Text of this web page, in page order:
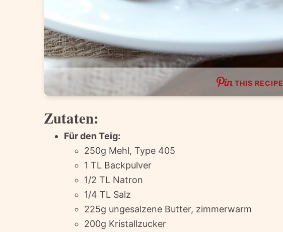
THIS RECIPE
Zutaten:
Für den Teig:
250g Mehl, Type 405
1 TL Backpulver
1/2 TL Natron
1/4 TL Salz
225g ungesalzene Butter, zimmerwarm
200g Kristallzucker